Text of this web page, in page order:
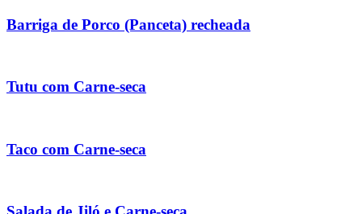
Barriga de Porco (Panceta) recheada
Tutu com Carne-seca
Taco com Carne-seca